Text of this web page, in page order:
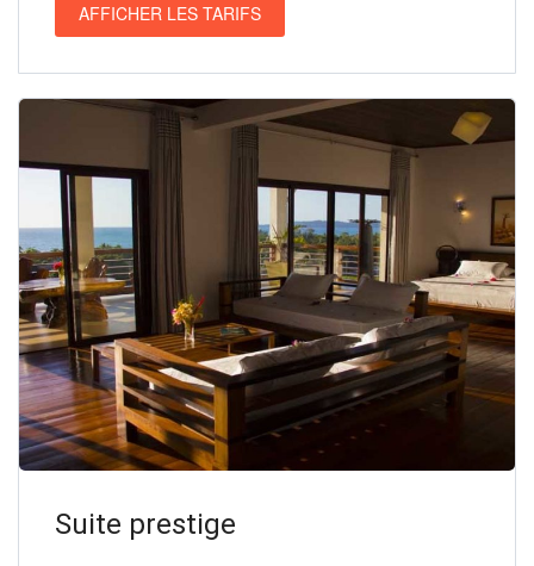
AFFICHER LES TARIFS
Suite prestige